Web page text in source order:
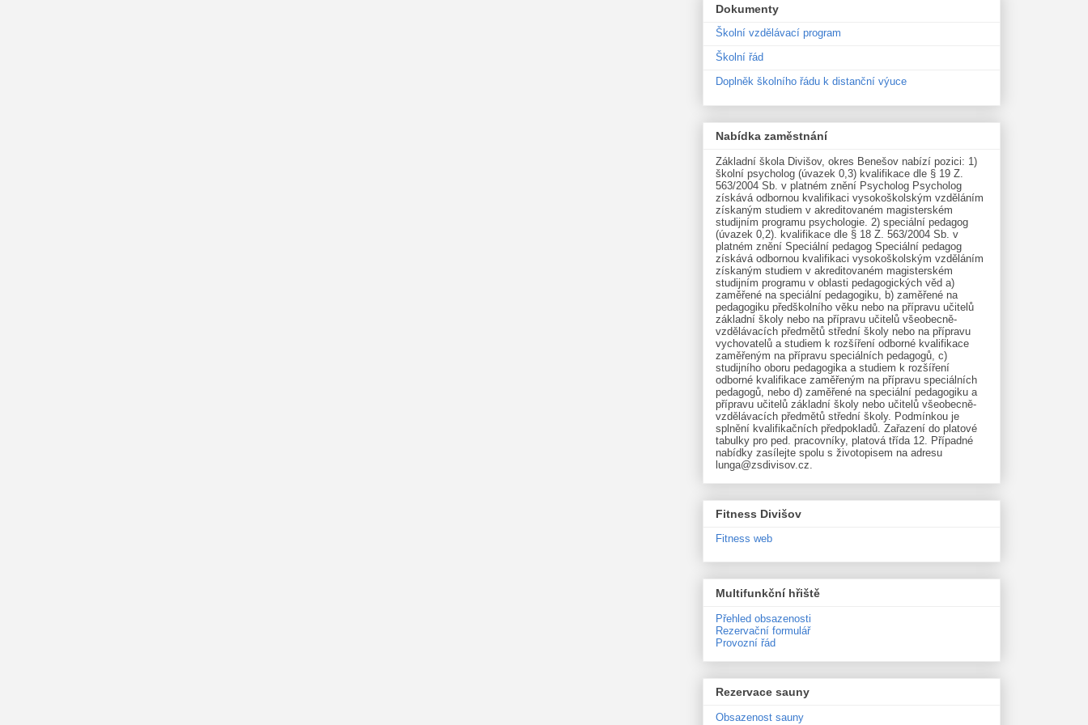
Dokumenty
Školní vzdělávací program
Školní řád
Doplněk školního řádu k distanční výuce
Nabídka zaměstnání
Základní škola Divišov, okres Benešov nabízí pozici: 1)
školní psycholog (úvazek 0,3) kvalifikace dle § 19 Z.
563/2004 Sb. v platném znění Psycholog Psycholog
získává odbornou kvalifikaci vysokoškolským vzděláním
získaným studiem v akreditovaném magisterském
studijním programu psychologie. 2) speciální pedagog
(úvazek 0,2). kvalifikace dle § 18 Z. 563/2004 Sb. v
platném znění Speciální pedagog Speciální pedagog
získává odbornou kvalifikaci vysokoškolským vzděláním
získaným studiem v akreditovaném magisterském
studijním programu v oblasti pedagogických věd a)
zaměřené na speciální pedagogiku, b) zaměřené na
pedagogiku předškolního věku nebo na přípravu učitelů
základní školy nebo na přípravu učitelů všeobecně-
vzdělávacích předmětů střední školy nebo na přípravu
vychovatelů a studiem k rozšíření odborné kvalifikace
zaměřeným na přípravu speciálních pedagogů, c)
studijního oboru pedagogika a studiem k rozšíření
odborné kvalifikace zaměřeným na přípravu speciálních
pedagogů, nebo d) zaměřené na speciální pedagogiku a
přípravu učitelů základní školy nebo učitelů všeobecně-
vzdělávacích předmětů střední školy. Podmínkou je
splnění kvalifikačních předpokladů. Zařazení do platové
tabulky pro ped. pracovníky, platová třída 12. Případné
nabídky zasílejte spolu s životopisem na adresu
lunga@zsdivisov.cz.
Fitness Divišov
Fitness web
Multifunkční hřiště
Přehled obsazenosti
Rezervační formulář
Provozní řád
Rezervace sauny
Obsazenost sauny